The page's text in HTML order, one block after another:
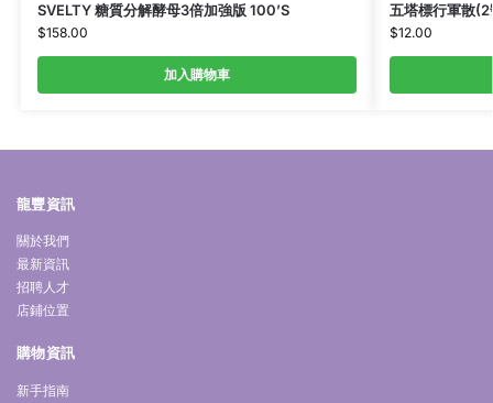
SVELTY 糖質分解酵母3倍加強版 100’S
$158.00
加入購物車
五塔標行軍散
$12.00
龍豐資訊
關於我們
最新資訊
招聘人才
店鋪位置
購物資訊
新手指南